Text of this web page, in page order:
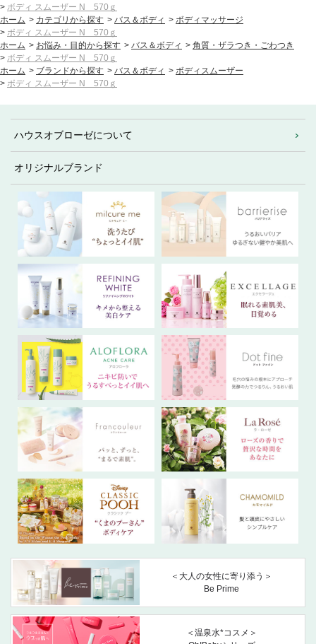
> ボディ スムーザー N 570ｇ
ホーム > カテゴリから探す > バス＆ボディ > ボディマッサージ
> ボディ スムーザー N 570ｇ
ホーム > お悩み・目的から探す > バス＆ボディ > 角質・ザラつき・ごわつき
> ボディ スムーザー N 570ｇ
ホーム > ブランドから探す > バス＆ボディ > ボディスムーザー
> ボディ スムーザー N 570ｇ
ハウスオブローゼについて
オリジナルブランド
＜大人の女性に寄り添う＞
Be Prime
＜温泉水*コスメ＞